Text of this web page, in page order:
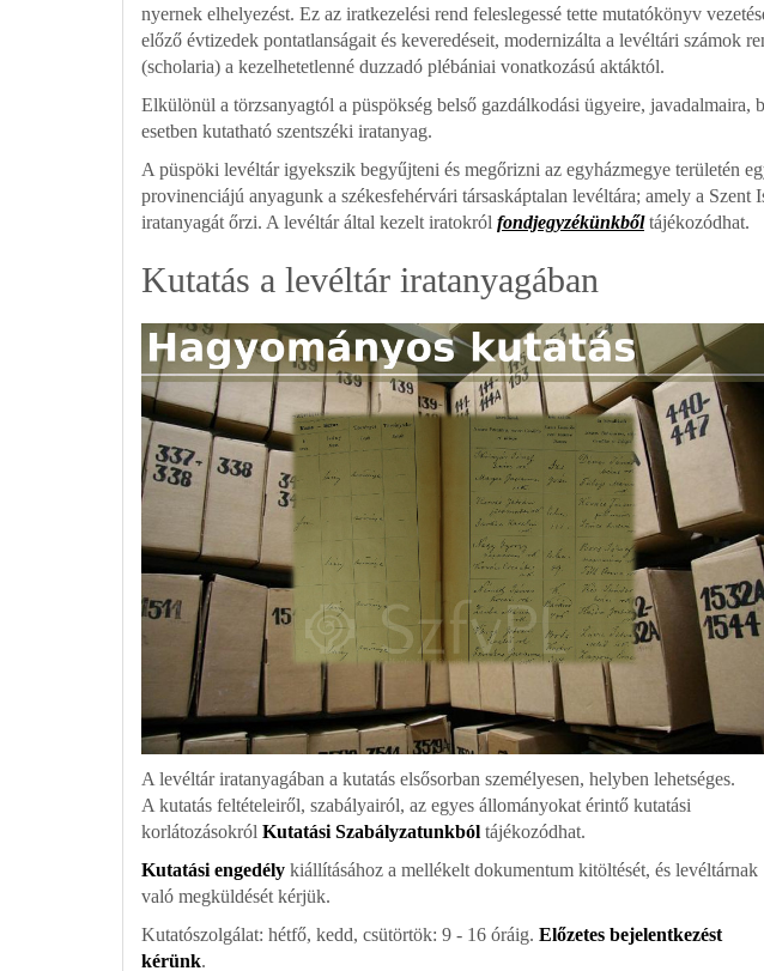
nyernek elhelyezést. Ez az iratkezelési rend feleslegessé tette mutatókönyv
előző évtizedek pontatlanságait és keveredéseit, modernizálta a levéltári számok
(scholaria) a kezelhetetlenné duzzadó plébániai vonatkozású aktáktól.
Elkülönül a törzsanyagtól a püspökség belső gazdálkodási ügyeire,
esetben kutatható szentszéki iratanyag.
A püspöki levéltár igyekszik begyűjteni és megőrizni az egyházmegye területén
provinenciájú anyagunk a székesfehérvári társaskáptalan levéltára; amely a
iratanyagát őrzi. A levéltár által kezelt iratokról fondjegyzékünkből tájékozódhat.
Kutatás a levéltár iratanyagában
A levéltár iratanyagában a kutatás elsősorban személyesen, helyben lehetséges.
A kutatás feltételeiről, szabályairól, az egyes állományokat érintő kutatási
korlátozásokról Kutatási Szabályzatunkból tájékozódhat.
Kutatási engedély kiállításához a mellékelt dokumentum kitöltését, és levéltárnak
való megküldését kérjük.
Kutatószolgálat: hétfő, kedd, csütörtök: 9 - 16 óráig. Előzetes bejelentkezést
kérünk.